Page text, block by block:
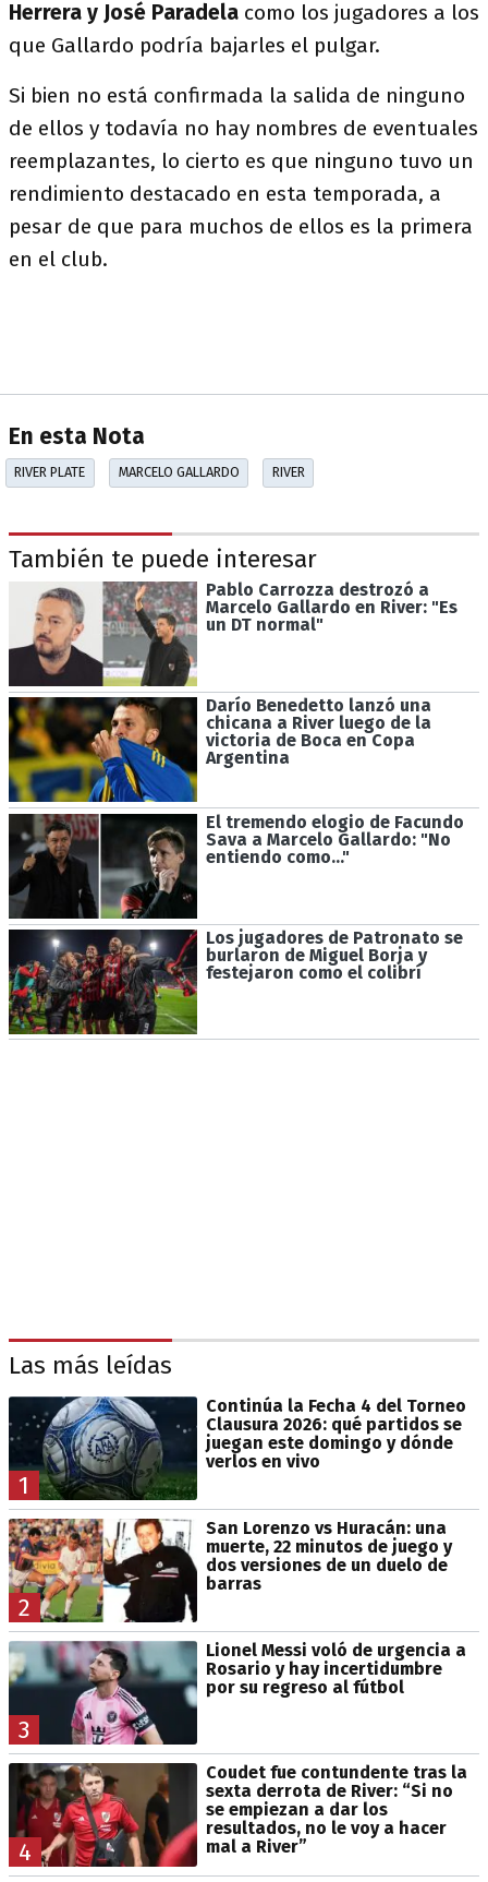
Herrera y José Paradela como los jugadores a los
que Gallardo podría bajarles el pulgar.
Si bien no está confirmada la salida de ninguno
de ellos y todavía no hay nombres de eventuales
reemplazantes, lo cierto es que ninguno tuvo un
rendimiento destacado en esta temporada, a
pesar de que para muchos de ellos es la primera
en el club.
En esta Nota
RIVER PLATE MARCELO GALLARDO RIVER
También te puede interesar
Pablo Carrozza destrozó a
Marcelo Gallardo en River: "Es
un DT normal"
Darío Benedetto lanzó una
chicana a River luego de la
victoria de Boca en Copa
Argentina
El tremendo elogio de Facundo
Sava a Marcelo Gallardo: "No
entiendo como..."
Los jugadores de Patronato se
burlaron de Miguel Borja y
festejaron como el colibrí
Las más leídas
1
Continúa la Fecha 4 del Torneo
Clausura 2026: qué partidos se
juegan este domingo y dónde
verlos en vivo
2
San Lorenzo vs Huracán: una
muerte, 22 minutos de juego y
dos versiones de un duelo de
barras
3
Lionel Messi voló de urgencia a
Rosario y hay incertidumbre
por su regreso al fútbol
4
Coudet fue contundente tras la
sexta derrota de River: “Si no
se empiezan a dar los
resultados, no le voy a hacer
mal a River”